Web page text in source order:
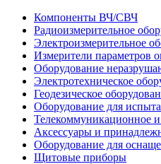
Компоненты ВЧ/СВЧ
Радиоизмерительное
Электроизмерительное
Измерители параметров
Оборудование
Электротехническое
Геодезическое
Оборудование для
Телекоммуникационное и
Аксессуары и
Оборудование для
Щитовые приборы